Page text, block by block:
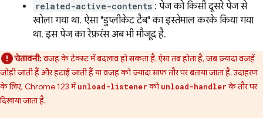
related-active-contents : पेज को किसी दूसरे पेज से
खोला गया था. ऐसा "डुप्लीकेट टैब" का इस्तेमाल करके किया गया
था. इस पेज का रेफ़रंस अब भी मौजूद है.
चेतावनी:वजह के टेक्स्ट में बदलाव हो सकता है. ऐसा तब होता है, जब ज़्यादा वजहें
जोड़ी जाती हैं और हटाई जाती हैं या वजह को ज़्यादा साफ़ तौर पर बताया जाता है. उदाहरण
के लिए, Chrome 123 मेंunload-listenerकोunload-handlerके तौर पर
दिखाया जाता है.